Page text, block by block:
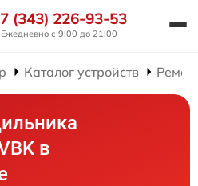
(343) 226-93-53
Ежедневно с 9:00 до 21:00
Каталог устройств
в